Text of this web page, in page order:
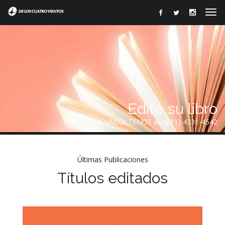
Edite su libro
CONSÚLTENOS AL (011) 4331-4542
Últimas Publicaciones
Títulos editados